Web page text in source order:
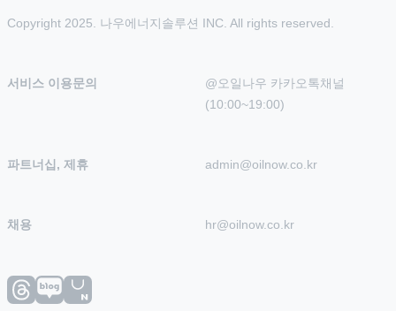
Copyright 2025. 나우에너지솔루션 INC. All rights reserved.
서비스 이용문의
@오일나우 카카오톡채널
(10:00~19:00)
파트너십, 제휴 admin@oilnow.co.kr
채용 hr@oilnow.co.kr